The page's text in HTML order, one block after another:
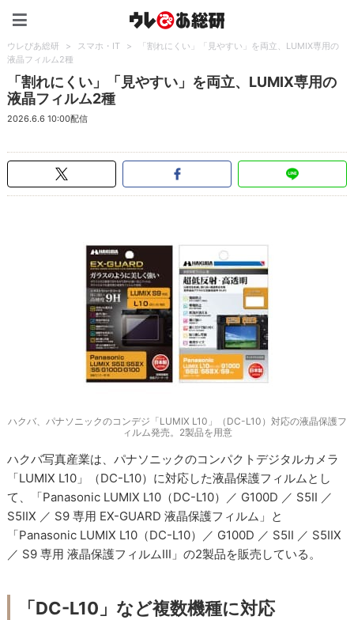
ウレぴあ総研 > スマホ・IT >
「割れにくい」「見やすい」を両立、LUMIX専用の
液晶フィルム2種
「割れにくい」「見やすい」を両立、LUMIX専用の
液晶フィルム2種
2026.6.6 10:00配信
ハクバ、パナソニックのコンデジ「LUMIX L10」（DC-L10）対応の液晶保護フ
ィルム発売。2製品を用意
ハクバ写真産業は、パナソニックのコンパクトデジタルカメラ
「LUMIX L10」（DC-L10）に対応した液晶保護フィルムとし
て、「Panasonic LUMIX L10（DC-L10）／ G100D ／ S5II ／
S5IIX ／ S9 専用 EX-GUARD 液晶保護フィルム」と
「Panasonic LUMIX L10（DC-L10）／ G100D ／ S5II ／ S5IIX
／ S9 専用 液晶保護フィルムIII」の2製品を販売している。
「DC-L10」など複数機種に対応